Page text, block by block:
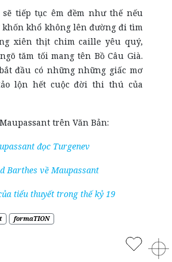
tiếp tục êm đềm như thế nếu
khốn khổ không lên đường đi tìm
xiên thịt chim caille yêu quý,
tăm tối mang tên Bồ Câu Già.
đầu có những những giấc mơ
lộn hết cuộc đời thi thú của
trên Văn Bản:
đọc Turgenev
Barthes về Maupassant
tiểu thuyết trong thế kỷ 19
formaTION